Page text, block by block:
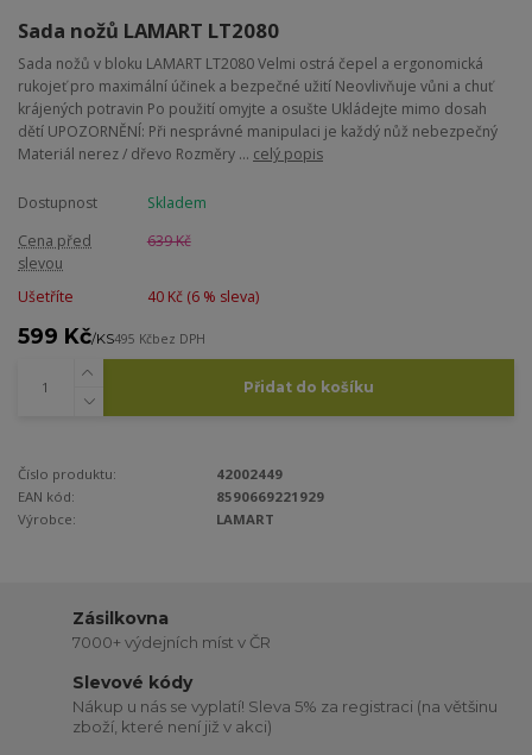
Sada nožů LAMART LT2080
Sada nožů v bloku LAMART LT2080 Velmi ostrá čepel a ergonomická
rukojeť pro maximální účinek a bezpečné užití Neovlivňuje vůni a chuť
krájených potravin Po použití omyjte a osušte Ukládejte mimo dosah
dětí UPOZORNĚNÍ: Při nesprávné manipulaci je každý nůž nebezpečný
Materiál nerez / dřevo Rozměry ... celý popis
Dostupnost
Skladem
Cena před
slevou
639 Kč
Ušetříte 40 Kč (6% sleva)
599 Kč/KS495 Kčbez DPH
Přidat do košíku
Číslo produktu:
42002449
EAN kód:
8590669221929
Výrobce:
LAMART
Zásilkovna
7000+ výdejních míst v ČR
Slevové kódy
Nákup u nás se vyplatí! Sleva 5% za registraci (na většinu
zboží, které není již v akci)